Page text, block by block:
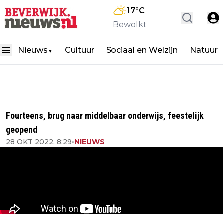
17°C
Bewolkt
Nieuws ▼ Cultuur Sociaal en Welzijn Natuur
Fourteens, brug naar middelbaar onderwijs, feestelijk
geopend
28 OKT 2022, 8:29•NIEUWS